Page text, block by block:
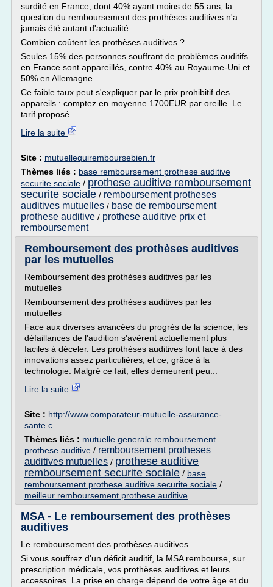
surdité en France, dont 40% ayant moins de 55 ans, la
question du remboursement des prothèses auditives n'a
jamais été autant d'actualité.
Combien coûtent les prothèses auditives ?
Seules 15% des personnes souffrant de problèmes auditifs
en France sont appareillés, contre 40% au Royaume-Uni et
50% en Allemagne.
Ce faible taux peut s'expliquer par le prix prohibitif des
appareils : comptez en moyenne 1700EUR par oreille. Le
tarif proposé...
Lire la suite
Site : mutuellequiremboursebien.fr
Thèmes liés : base remboursement prothese auditive
securite sociale / prothese auditive remboursement
securite sociale / remboursement protheses
auditives mutuelles / base de remboursement
prothese auditive / prothese auditive prix et
remboursement
Remboursement des prothèses auditives
par les mutuelles
Remboursement des prothèses auditives par les
mutuelles
Remboursement des prothèses auditives par les
mutuelles
Face aux diverses avancées du progrès de la science, les
défaillances de l'audition s'avèrent actuellement plus
faciles à déceler. Les prothèses auditives font face à des
innovations assez particulières, et ce, grâce à la
technologie. Malgré ce fait, elles demeurent peu...
Lire la suite
Site : http://www.comparateur-mutuelle-assurance-
sante.c ...
Thèmes liés : mutuelle generale remboursement
prothese auditive / remboursement protheses
auditives mutuelles / prothese auditive
remboursement securite sociale / base
remboursement prothese auditive securite sociale /
meilleur remboursement prothese auditive
MSA - Le remboursement des prothèses
auditives
Le remboursement des prothèses auditives
Si vous souffrez d'un déficit auditif, la MSA rembourse, sur
prescription médicale, vos prothèses auditives et leurs
accessoires. La prise en charge dépend de votre âge et du